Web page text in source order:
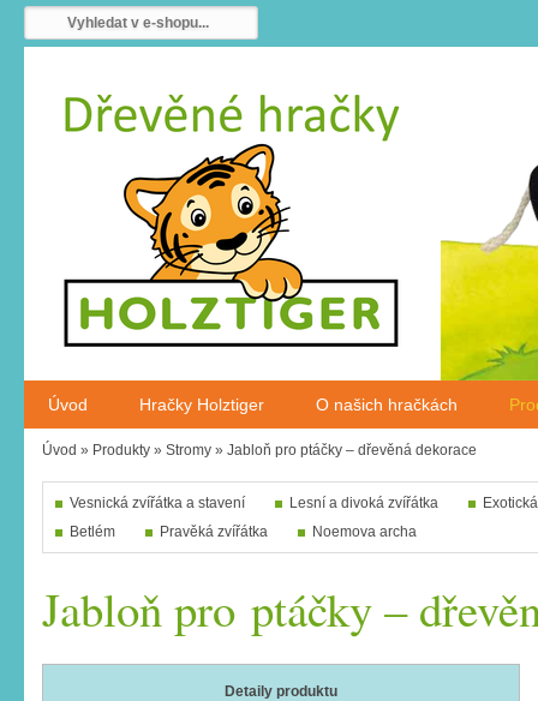
Úvod Hračky Holztiger O našich hračkách
Úvod » Produkty » Stromy » Jabloň pro ptáčky – dřevěná dekorace
Vesnická zvířátka a stavení Lesní a divoká zvířátka
Betlém
Pravěká zvířátka Noemova archa
Jabloň pro ptáčky –
Detaily produktu